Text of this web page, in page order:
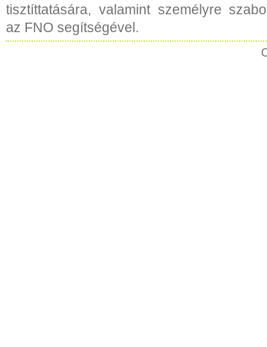
tisztíttatására, valamint személyre
az FNO segítségével.